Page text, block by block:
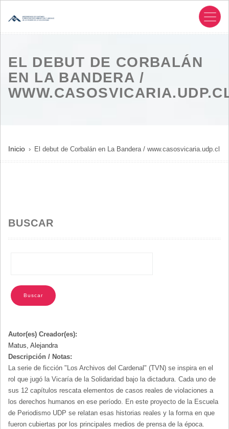
EL DEBUT DE CORBALÁN
EN LA BANDERA /
SOBRESCRIBIR
ENLACES
NAVEGACIÓN
Inicio El debut de Corbalán en La Bandera / www.casosvicaria.udp.cl
BUSCAR
Autor(es) Creador(es):
Matus, Alejandra
Descripción / Notas:
La serie de ficción "Los Archivos del Cardenal" (TVN) se inspira en el
rol que jugó la Vicaría de la Solidaridad bajo la dictadura. Cada uno de
sus 12 capítulos rescata elementos de casos reales de violaciones a
los derechos humanos en ese período. En este proyecto de la Escuela
de Periodismo UDP se relatan esas historias reales y la forma en que
fueron cubiertas por los principales medios de prensa de la época.